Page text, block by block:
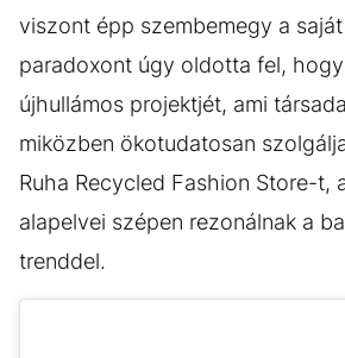
viszont épp szembemegy a
paradoxont úgy oldotta fel,
újhullámos projektjét, ami
miközben ökotudatosan
Ruha Recycled Fashion Store-t,
alapelvei szépen rezonálnak a
trenddel.